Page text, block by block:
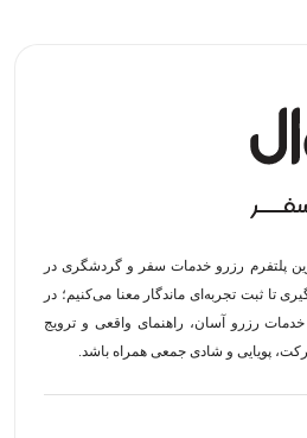
پلتفرم رزرو خدمات سفر و گردشگری در
تا ثبت تجربه‌ای ماندگار معنا می‌کنیم؛ در
خدمات رزرو آسان، راهنمای واقعی و ترویج
پویایی و شادی جمعی همراه باشد.